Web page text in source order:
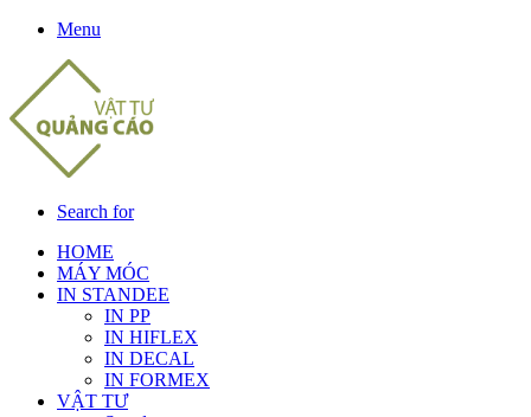
Menu
Search for
HOME
MÁY MÓC
IN STANDEE
IN PP
IN HIFLEX
IN DECAL
IN FORMEX
VẬT TƯ